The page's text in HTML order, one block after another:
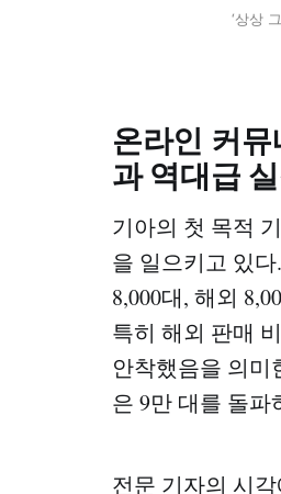
‘상상
온라인 커
과 역대급
기아의 첫 목적
을 일으키고 있
8,000대, 해외
특히 해외 판매
안착했음을 의
은 9만 대를 돌
전문 기자의 시